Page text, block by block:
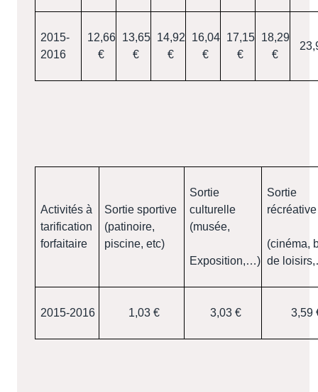
2015-
2016
12,66
€
13,65
€
14,92
€
16,04
€
17,15
€
18,29
€
Activités à
tarification
forfaitaire
Sortie sportive
(patinoire,
piscine, etc)
Sortie
culturelle
(musée,
Exposition,…)
Sortie
récréative
(cinéma,
de
2015-2016 1,03 € 3,03 € 3,59